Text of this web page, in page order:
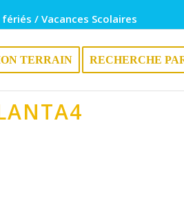
/ Vacances Scolaires
TERRAIN RECHERCHE